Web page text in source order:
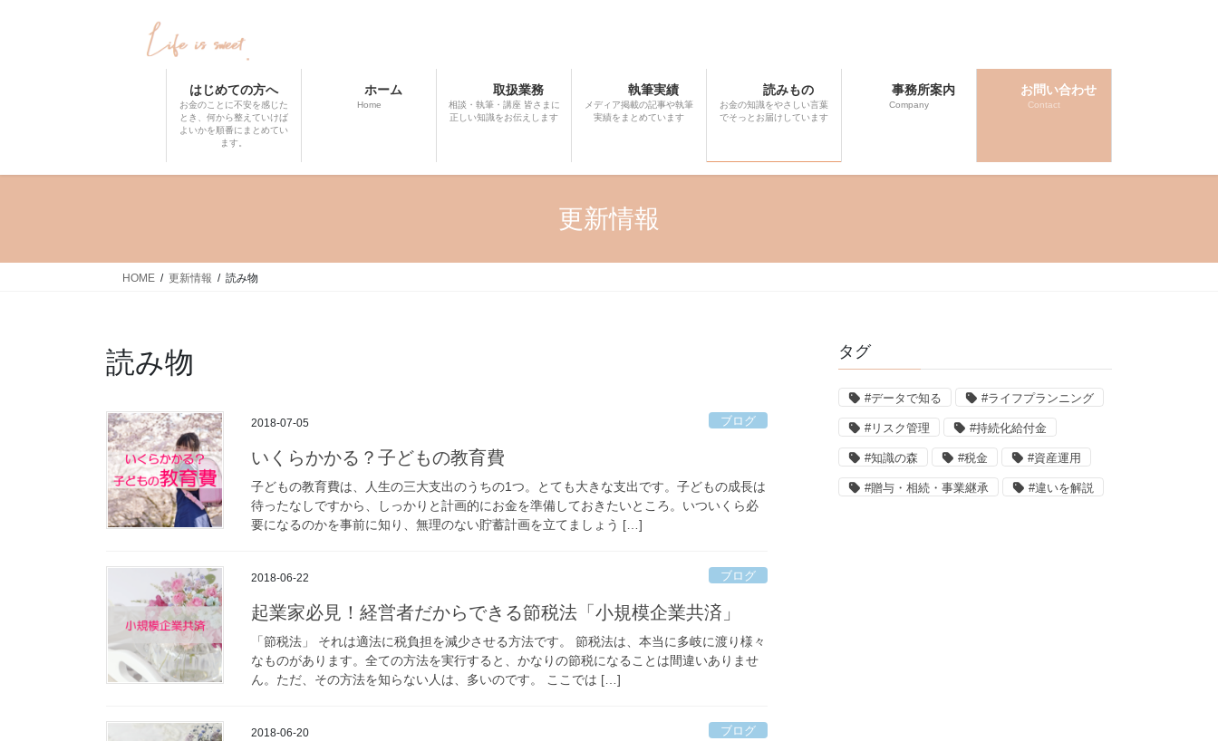
はじめての方へ
お金のことに不安を感じた
とき、何から整えていけば
よいかを順番にまとめてい
ます。
ホーム
Home
取扱業務
相談・執筆・講座 皆さまに
正しい知識をお伝えします
執筆実績
メディア掲載の記事や執筆
実績をまとめています
読みもの
お金の知識をやさしい言葉
でそっとお届けしています
事務所案内
Company
お問い合わせ
Contact
更新情報
HOME 更新情報 読み物
読み物
2018-07-05 ブログ
いくらかかる？子どもの教育費
子どもの教育費は、人生の三大支出のうちの1つ。とても大きな支出です。子どもの成長は
待ったなしですから、しっかりと計画的にお金を準備しておきたいところ。いついくら必
要になるのかを事前に知り、無理のない貯蓄計画を立てましょう […]
2018-06-22 ブログ
起業家必見！経営者だからできる節税法「小規模企業共済」
「節税法」 それは適法に税負担を減少させる方法です。 節税法は、本当に多岐に渡り様々
なものがあります。全ての方法を実行すると、かなりの節税になることは間違いありませ
ん。ただ、その方法を知らない人は、多いのです。 ここでは […]
2018-06-20 ブログ
タグ
#データで知る #ライフプランニング
#リスク管理 #持続化給付金
#知識の森 #税金 #資産運用
#贈与・相続・事業継承 #違いを解説